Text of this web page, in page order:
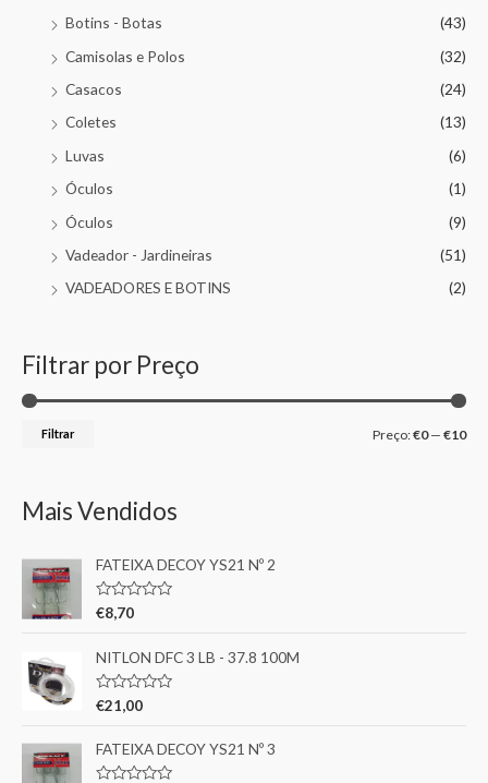
Botins - Botas
(43)
Camisolas e Polos
(32)
Casacos
(24)
Coletes
(13)
Luvas
(6)
Óculos
(1)
Óculos
(9)
Vadeador - Jardineiras
(51)
VADEADORES E BOTINS
(2)
Filtrar por Preço
Filtrar Preço:€0— €10
Mais Vendidos
FATEIXA DECOY YS21 Nº 2
A
l
i
a
ã
d
e
€8,70
NITLON DFC 3 LB - 37.8 100M
A
l
i
a
€21,00
FATEIXA DECOY YS21 Nº 3